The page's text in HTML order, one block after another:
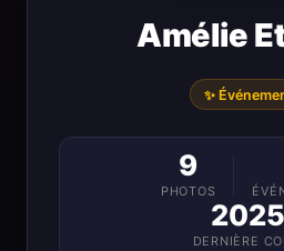
Amélie
✨
9
PHOTOS
2025
DERNIÈRE